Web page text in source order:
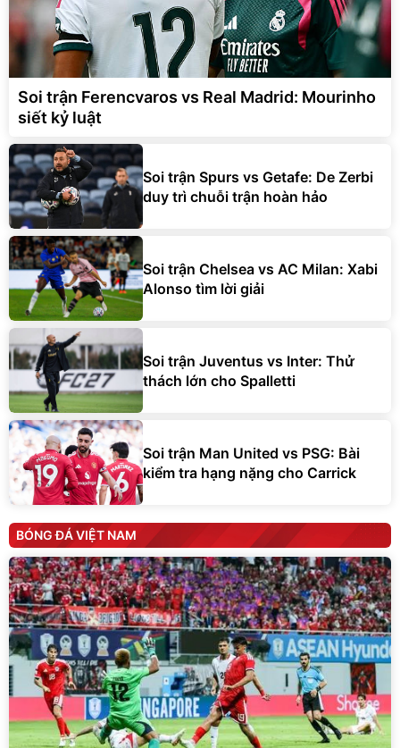
Soi trận Ferencvaros vs Real Madrid: Mourinho
siết kỷ luật
Soi trận Spurs vs Getafe: De Zerbi
duy trì chuỗi trận hoàn hảo
Soi trận Chelsea vs AC Milan: Xabi
Alonso tìm lời giải
Soi trận Juventus vs Inter: Thử
thách lớn cho Spalletti
Soi trận Man United vs PSG: Bài
kiểm tra hạng nặng cho Carrick
BÓNG ĐÁ VIỆT NAM